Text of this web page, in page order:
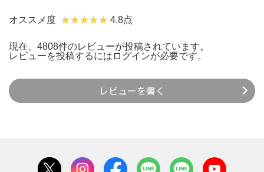
オススメ度 4.8点
現在、4808件のレビューが投稿されています。
レビューを投稿するには ログインが必要です。
レビューを書く